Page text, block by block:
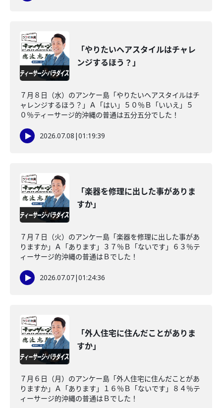
「やりたいヘアスタイルはチャレ
ンジするほう？」
７月８日（水）のアンケー島「やりたいヘアスタイルはチ
ャレンジするほう？」Ａ「はい」５０％Ｂ「いいえ」５
０％ティーサージ的沖縄の普通は五分五分でした！
2026.07.08 |01:19:39
「楽器を修理に出した事がありま
すか」
７月７日（火）のアンケー島「楽器を修理に出した事があ
りますか」Ａ「あります」３７％Ｂ「ないです」６３％テ
ィーサージ的沖縄の普通はＢでした！
2026.07.07|01:24:36
「外人住宅に住んだことがありま
すか」
７月６日（月）のアンケー島「外人住宅に住んだことがあ
りますか」Ａ「あります」１６％Ｂ「ないです」８４％テ
ィーサージ的沖縄の普通はＢでした！